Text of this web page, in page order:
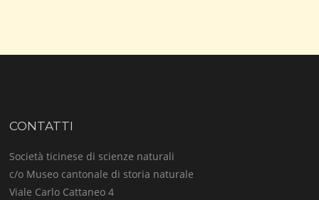
CONTATTI
Società ticinese di scienze naturali
c/o Museo cantonale di storia naturale
Viale Carlo Cattaneo 4